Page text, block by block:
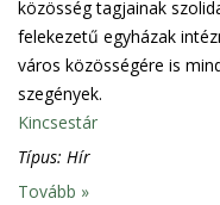
közösség tagjainak
felekezetű egyházak
város közösségére is
szegények.
Kincsestár
Típus: Hír
Tovább »